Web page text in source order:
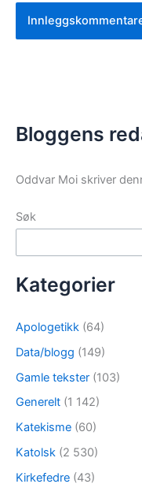
Bloggens
Oddvar Moi skriver
Søk
Kategorier
Apologetikk (64)
Data/blogg (149)
Gamle tekster (103)
Generelt (1 142)
Katekisme (60)
Katolsk (2 530)
Kirkefedre (43)